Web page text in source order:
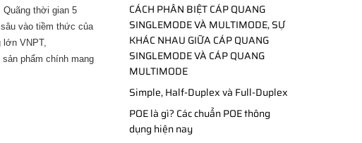
thời gian 5
vào tiềm thức của
lớn VNPT,
phẩm chính mang
CÁCH PHÂN BIỆT CÁP QUANG
SINGLEMODE VÀ MULTIMODE, SỰ
KHÁC NHAU GIỮA CÁP QUANG
SINGLEMODE VÀ CÁP QUANG
MULTIMODE
Simple, Half-Duplex và Full-Duplex
POE là gì? Các chuẩn POE thông
dụng hiện nay